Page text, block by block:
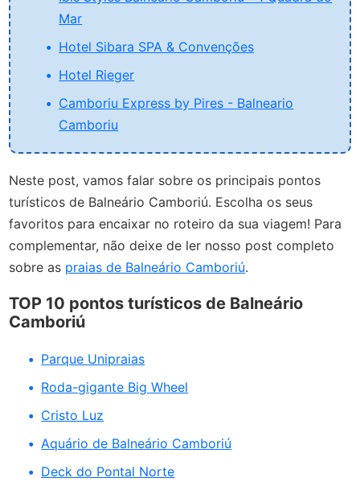
Mar
Hotel Sibara SPA & Convenções
Hotel Rieger
Camboriu Express by Pires - Balneario
Camboriu
Neste post, vamos falar sobre os principais pontos
turísticos de Balneário Camboriú. Escolha os seus
favoritos para encaixar no roteiro da sua viagem! Para
complementar, não deixe de ler nosso post completo
sobre as praias de Balneário Camboriú.
TOP 10 pontos turísticos de Balneário
Camboriú
Parque Unipraias
Roda-gigante Big Wheel
Cristo Luz
Aquário de Balneário Camboriú
Deck do Pontal Norte